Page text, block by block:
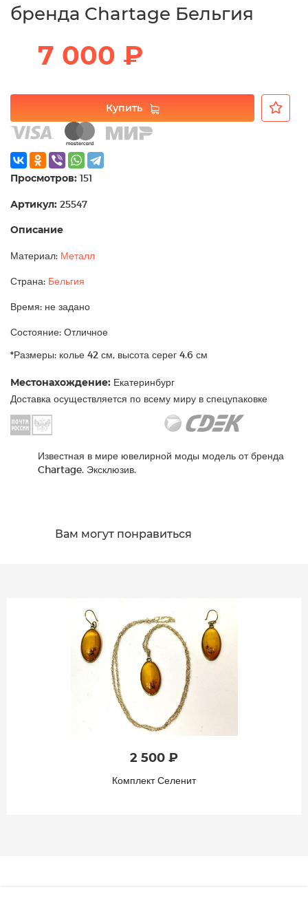
бренда Chartage Бельгия
7 000 ₽
Купить
Просмотров: 151
Артикул: 25547
Описание
Материал: Металл
Страна: Бельгия
Время: не задано
Состояние: Отличное
*Размеры: колье 42 см, высота серег 4.6 см
Местонахождение: Екатеринбург
Доставка осуществляется по всему миру в спецупаковке
Известная в мире ювелирной моды модель от бренда
Chartage. Эксклюзив.
Вам могут понравиться
2 500 ₽
Комплект Селенит